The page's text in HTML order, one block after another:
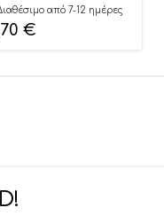
από 7-12 ημέρες
€